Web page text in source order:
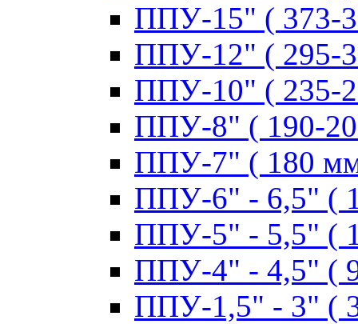
ППУ-15" ( 373-
ППУ-12" ( 295-
ППУ-10" ( 235-
ППУ-8" ( 190-
ППУ-7" ( 180
ППУ-6" - 6,5" (
ППУ-5" - 5,5" (
ППУ-4" - 4,5" (
ППУ-1,5" - 3" (